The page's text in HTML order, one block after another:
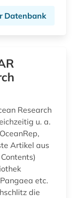
Datenbank
Research
u. a.
Artikel aus
etc.
die